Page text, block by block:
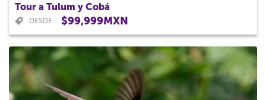
Tour a Tulum y Cobá
DESDE: $99,999MXN